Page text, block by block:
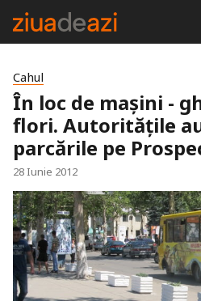
Cahul
În loc de maşini -
flori. Autorităţile
parcările pe
28 Iunie 2012